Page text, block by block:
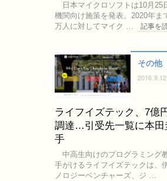
日本マイクロソフトは10月25
機関向け施策を発表。2020年ま
万人に対してマイク …
記事を
その他
ライフイズテック、7億
調達…引受先一覧に本田
手
中高生向けのプログラミング
手がけるライフイズテックは、
ノロジーベンチャーズ、ジ …